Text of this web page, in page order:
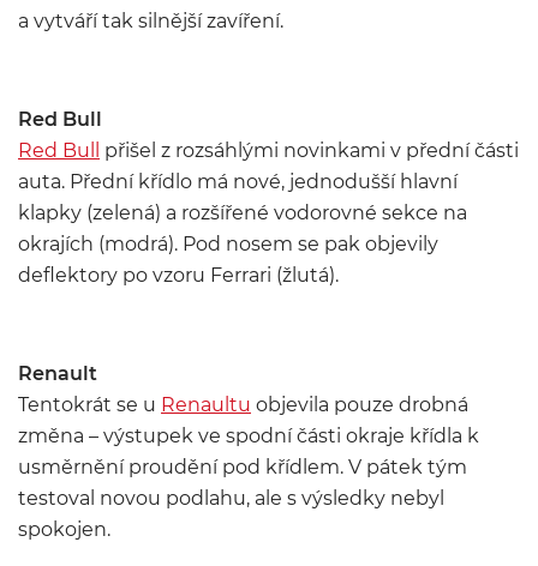
a vytváří tak silnější zavíření.
Red Bull
Red Bull
přišel z rozsáhlými novinkami v přední části
auta. Přední křídlo má nové, jednodušší hlavní
klapky (zelená) a rozšířené vodorovné sekce na
okrajích (modrá). Pod nosem se pak objevily
deflektory po vzoru Ferrari (žlutá).
Renault
Tentokrát se u Renaultu objevila pouze drobná
změna – výstupek ve spodní části okraje křídla k
usměrnění proudění pod křídlem. V pátek tým
testoval novou podlahu, ale s výsledky nebyl
spokojen.